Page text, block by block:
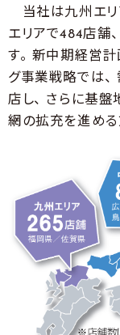
当社は九州エリ
エリアで484店舗
す。 新中期経営
グ事業戦略では
店し、 さらに基
網の拡充を進める